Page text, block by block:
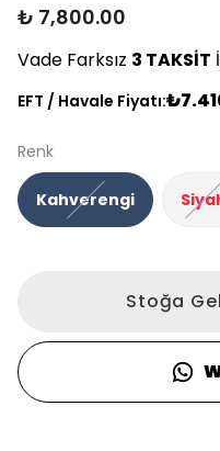
₺ 7,800.00
Vade Farksız 3 TAKSİT
EFT / Havale Fiyatı:
Renk
Kahverengi
Stoğa